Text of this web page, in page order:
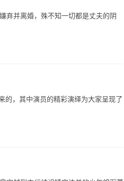
弃并离婚，殊不知一切都是丈夫的阴
的，其中演员的精彩演绎为大家呈现了